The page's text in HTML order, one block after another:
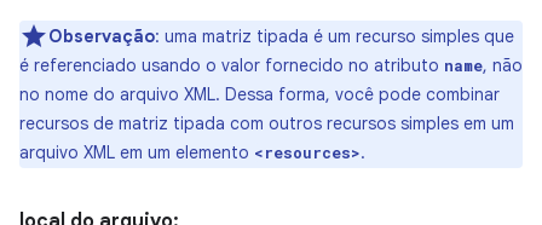
Observação: uma matriz tipada é um recurso simples que
é referenciado usando o valor fornecido no atributo name, não
no nome do arquivo XML. Dessa forma, você pode combinar
recursos de matriz tipada com outros recursos simples em um
arquivo XML em um elemento <resources>.